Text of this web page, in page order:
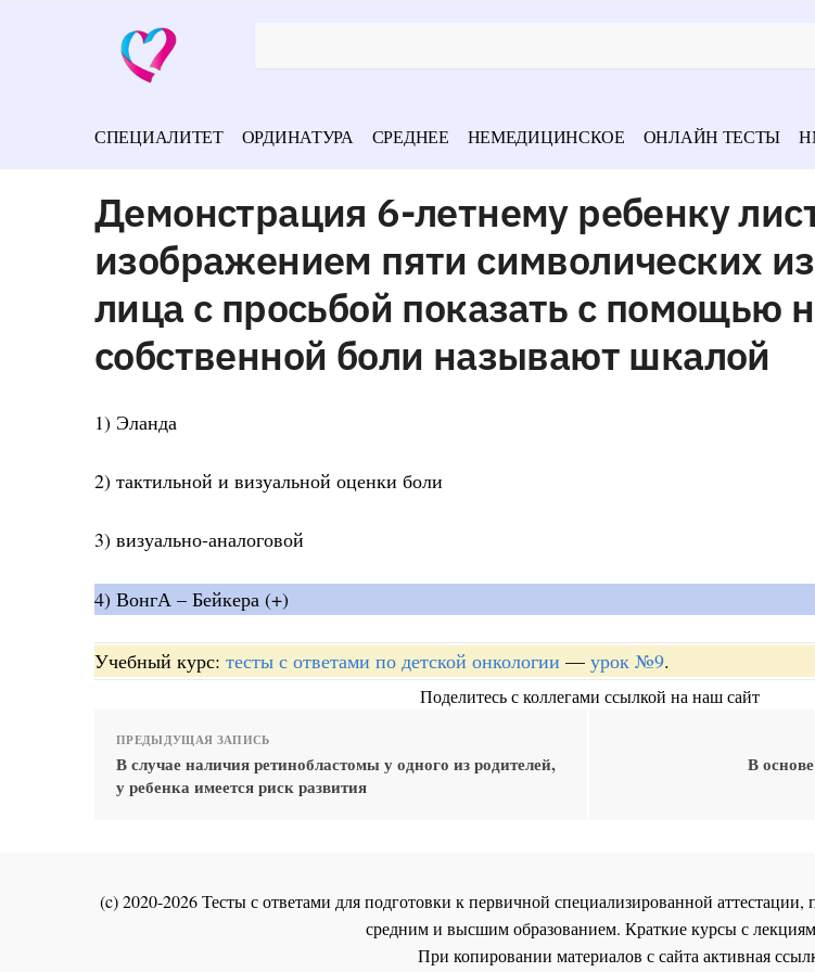
СПЕЦИАЛИТЕТ ОРДИНАТУРА СРЕДНЕЕ НЕМЕДИЦИНСКОЕ ОНЛАЙН ТЕСТЫ
Демонстрация 6-летнему ребенку
изображением пяти символических
лица с просьбой показать с помощью
собственной боли называют шкалой
1) Эланда
2) тактильной и визуальной оценки боли
3) визуально-аналоговой
4) ВонгА – Бейкера (+)
Учебный курс: тесты с ответами по детской онкологии — урок №9.
Поделитесь с коллегами ссылкой на наш сайт
ПРЕДЫДУЩАЯ ЗАПИСЬ
В случае наличия ретинобластомы у одного из родителей,
у ребенка имеется риск развития
В
(c) 2020-2026 Тесты с ответами для подготовки к первичной специализированной
средним и высшим образованием. Краткие курсы с
При копировании материалов с сайта активная